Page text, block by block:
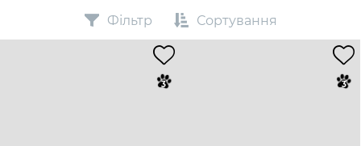
Фільтр Сортування